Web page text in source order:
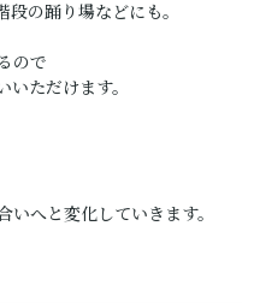
の踊り場などにも。
ので
ただけます。
へと変化していきます。